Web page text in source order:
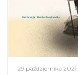
29 października 2021